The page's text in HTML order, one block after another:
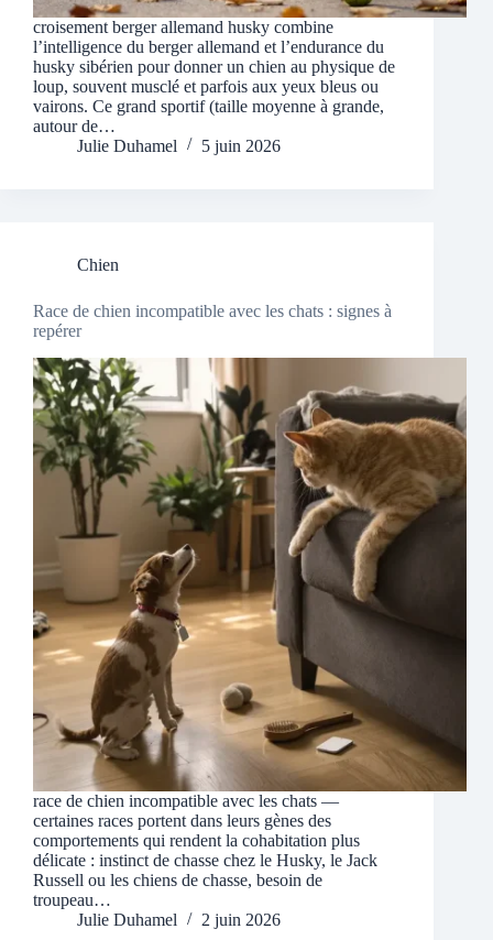
croisement berger allemand husky combine
l’intelligence du berger allemand et l’endurance du
husky sibérien pour donner un chien au physique de
loup, souvent musclé et parfois aux yeux bleus ou
vairons. Ce grand sportif (taille moyenne à grande,
autour de…
Julie Duhamel
5 juin 2026
Chien
Race de chien incompatible avec les chats : signes à
repérer
race de chien incompatible avec les chats —
certaines races portent dans leurs gènes des
comportements qui rendent la cohabitation plus
délicate : instinct de chasse chez le Husky, le Jack
Russell ou les chiens de chasse, besoin de
troupeau…
Julie Duhamel
2 juin 2026